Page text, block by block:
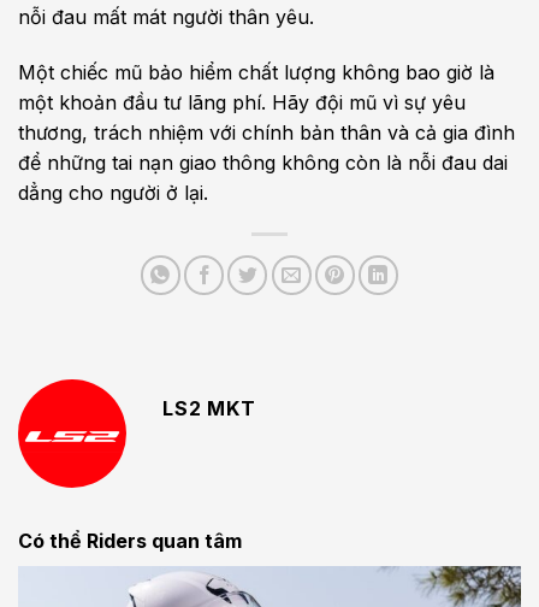
nỗi đau mất mát người thân yêu.
Một chiếc mũ bảo hiểm chất lượng không bao giờ là
một khoản đầu tư lãng phí. Hãy đội mũ vì sự yêu
thương, trách nhiệm với chính bản thân và cả gia đình
để những tai nạn giao thông không còn là nỗi đau dai
dẳng cho người ở lại.
LS2 MKT
Có thể Riders quan tâm